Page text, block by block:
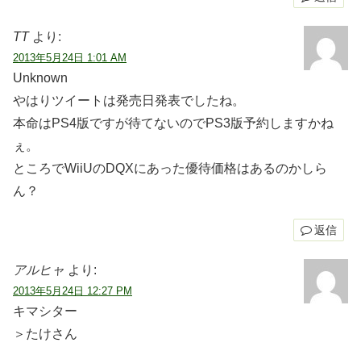
TT より:
2013年5月24日 1:01 AM
Unknown
やはりツイートは発売日発表でしたね。
本命はPS4版ですが待てないのでPS3版予約しますかね
ぇ。
ところでWiiUのDQXにあった優待価格はあるのかしら
ん？
返信
アルヒャ より:
2013年5月24日 12:27 PM
キマシター
＞たけさん